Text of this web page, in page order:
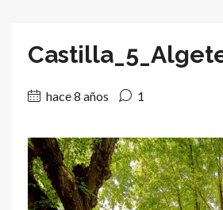
hace 8 años 1